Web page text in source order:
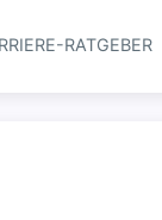
Navigation
RATGEBER